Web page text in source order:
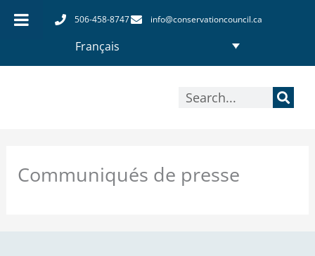
Aller
506-458-8747 info@conservationcouncil.ca
Français
Rechercher
Communiqués de presse